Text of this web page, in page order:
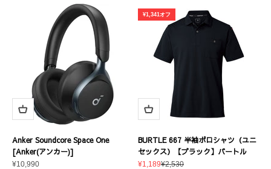
Anker Soundcore Space One
[Anker(アンカー)]
セール価格
¥10,990
¥1,341オフ
BURTLE 667 半袖ポロシャツ（ユニ
セックス）【ブラック】バートル
セール価格
¥1,189通常価格
¥2,530